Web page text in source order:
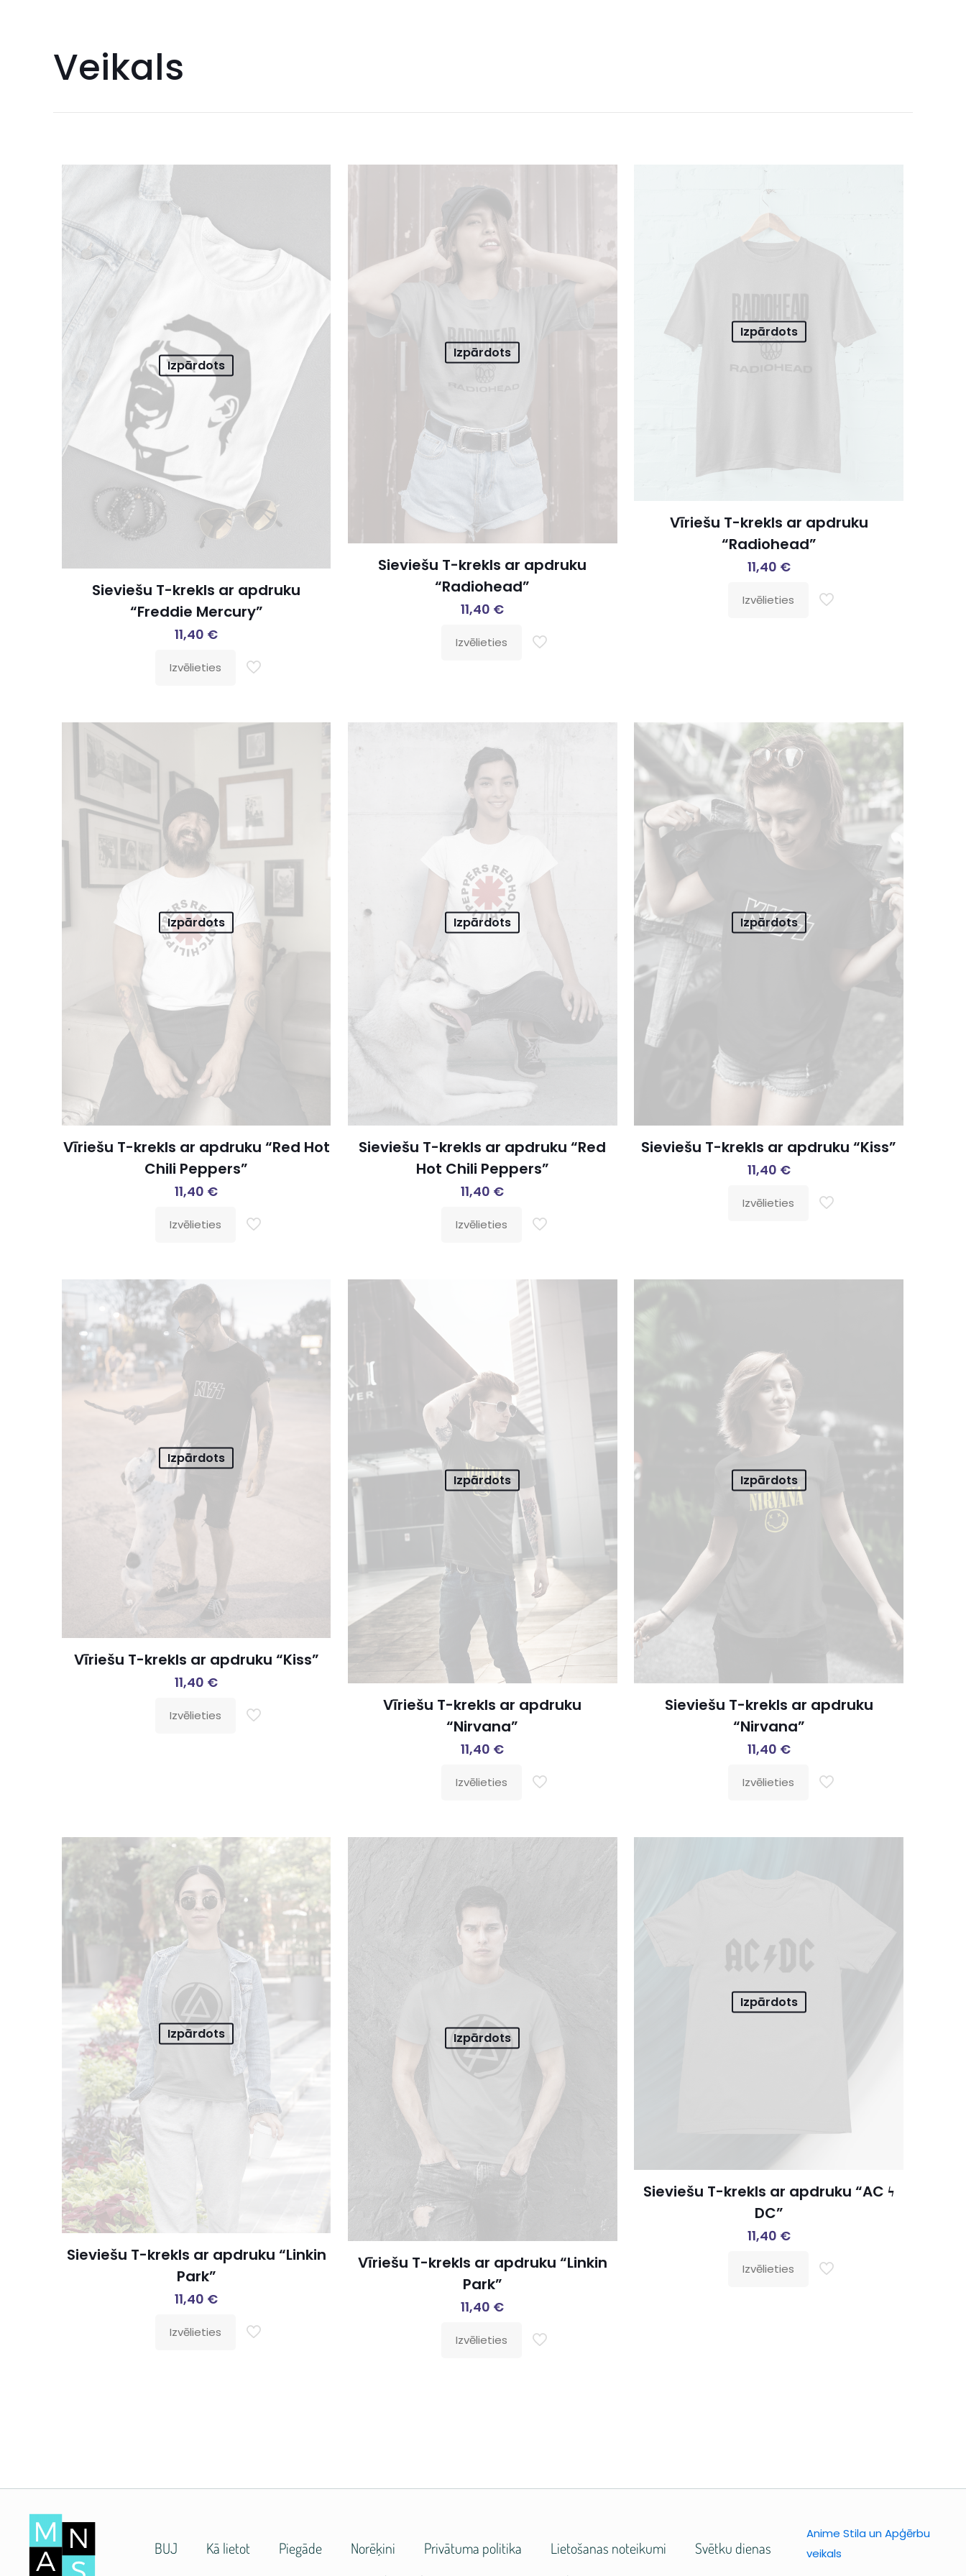
Veikals
Izpārdots
Sieviešu T-krekls ar apdruku
“Freddie Mercury”
11,40 €
Izvēlieties
Izpārdots
Sieviešu T-krekls ar apdruku
“Radiohead”
11,40 €
Izvēlieties
Izpārdots
Vīriešu T-krekls ar apdruku
“Radiohead”
11,40 €
Izvēlieties
Izpārdots
Vīriešu T-krekls ar apdruku “Red Hot
Chili Peppers”
11,40 €
Izvēlieties
Izpārdots
Sieviešu T-krekls ar apdruku “Red
Hot Chili Peppers”
11,40 €
Izvēlieties
Izpārdots
Sieviešu T-krekls ar apdruku “Kiss”
11,40 €
Izvēlieties
Izpārdots
Vīriešu T-krekls ar apdruku “Kiss”
11,40 €
Izvēlieties
Izpārdots
Vīriešu T-krekls ar apdruku
“Nirvana”
11,40 €
Izvēlieties
Izpārdots
Sieviešu T-krekls ar apdruku
“Nirvana”
11,40 €
Izvēlieties
Izpārdots
Sieviešu T-krekls ar apdruku “Linkin
Park”
11,40 €
Izvēlieties
Izpārdots
Vīriešu T-krekls ar apdruku “Linkin
Park”
11,40 €
Izvēlieties
Izpārdots
Sieviešu T-krekls ar apdruku “AC ϟ
DC”
11,40 €
Izvēlieties
BUJ Kā lietot Piegāde Norēķini Privātuma politika Lietošanas noteikumi
Svētku dienas
Anime Stila un Apģērbu
veikals